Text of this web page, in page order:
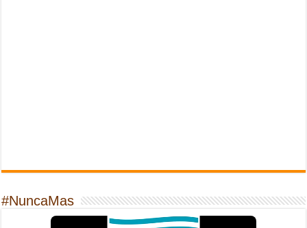
#NuncaMas